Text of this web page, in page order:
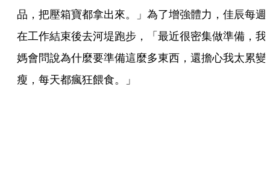
品，把壓箱寶都拿出來。」為了增強體力，佳辰每週
在工作結束後去河堤跑步，「最近很密集做準備，我
媽會問說為什麼要準備這麼多東西，還擔心我太累變
瘦，每天都瘋狂餵食。」